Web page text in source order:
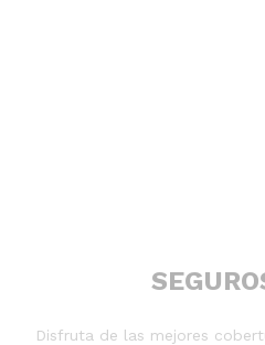
Disfruta de las mejores